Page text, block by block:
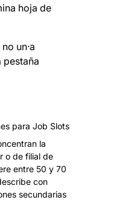
hoja de
un·a
pestaña
para Job Slots
la
o de filial de
entre 50 y 70
con
secundarias